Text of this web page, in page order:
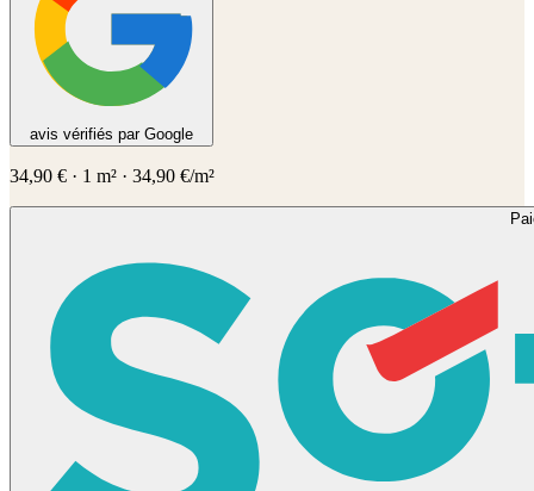
avis vérifiés par Google
34,90 € · 1 m² · 34,90 €/m²